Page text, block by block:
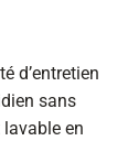
d’entretien
sans
en